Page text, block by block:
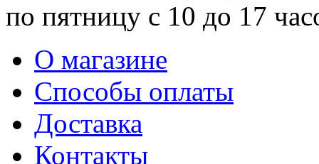
по пятницу с 10 до 17
О магазине
Способы оплаты
Доставка
Контакты